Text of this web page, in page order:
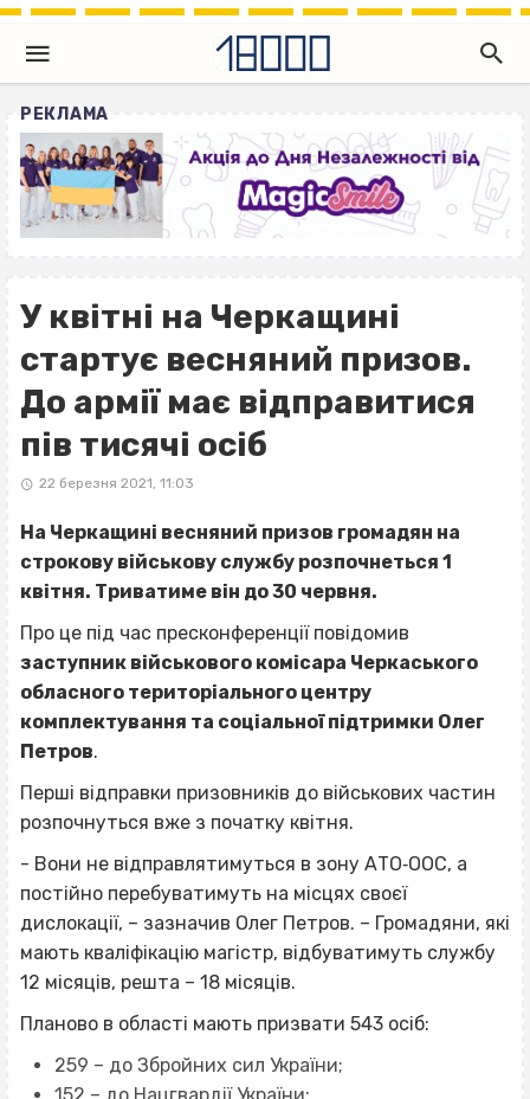
РЕКЛАМА
У квітні на Черкащині
стартує весняний призов.
До армії має відправитися
пів тисячі осіб
22 березня 2021, 11:03
На Черкащині весняний призов громадян на
строкову військову службу розпочнеться 1
квітня. Триватиме він до 30 червня.
Про це під час пресконференції повідомив
заступник військового комісара Черкаського
обласного територіального центру
комплектування та соціальної підтримки Олег
Петров.
Перші відправки призовників до військових частин
розпочнуться вже з початку квітня.
- Вони не відправлятимуться в зону АТО‐ООС, а
постійно перебуватимуть на місцях своєї
дислокації, – зазначив Олег Петров. – Громадяни, які
мають кваліфікацію магістр, відбуватимуть службу
12 місяців, решта – 18 місяців.
Планово в області мають призвати 543 осіб:
259 – до Збройних сил України;